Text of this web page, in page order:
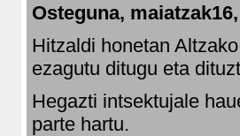
Osteguna,
Hitzaldi honetan
ezagutu ditugu eta
Hegazti intsektujale
parte hartu.